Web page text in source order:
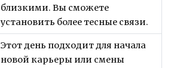
близкими. Вы сможете
установить более тесные связи.
Этот день подходит для начала
новой карьеры или смены